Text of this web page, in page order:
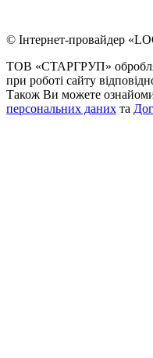
© Інтернет-провайдер
ТОВ «СТАРГРУП» обробляє
при роботі сайту
Також Ви можете
персональних даних та